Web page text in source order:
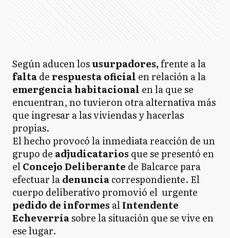
Según aducen losusurpadores,frente a la
faltade respuesta oficial en relación a la
emergencia habitacional en la que se
encuentran, no tuvieron otra alternativa más
que ingresar a las viviendas y hacerlas
propias.
El hecho provocó la inmediata reacción de un
grupo de adjudicatarios que se presentó en
elConcejo Deliberante de Balcarce para
efectuar ladenunciacorrespondiente. El
cuerpo deliberativo promovió el urgente
pedido de informes alIntendente
Echeverríasobre la situación que se vive en
ese lugar.